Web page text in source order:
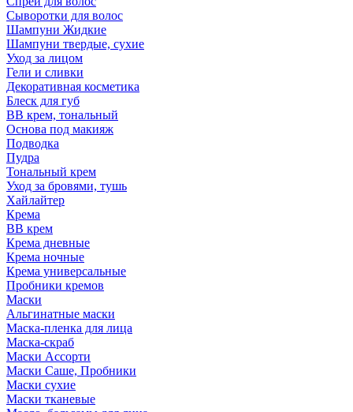
Сыворотки для волос
Шампуни Жидкие
Шампуни твердые, сухие
Уход за лицом
Гели и сливки
Декоративная косметика
Блеск для губ
ВВ крем, тональный
Основа под макияж
Подводка
Пудра
Тональный крем
Уход за бровями, тушь
Хайлайтер
Крема
ВВ крем
Крема дневные
Крема ночные
Крема универсальные
Пробники кремов
Маски
Альгинатные маски
Маска-пленка для лица
Маска-скраб
Маски Ассорти
Маски Саше, Пробники
Маски сухие
Маски тканевые